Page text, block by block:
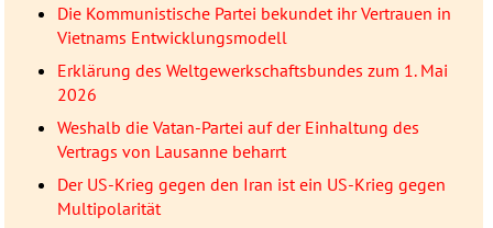
Die Kommunistische Partei bekundet ihr Vertrauen in
Vietnams Entwicklungsmodell
Erklärung des Weltgewerkschaftsbundes zum 1. Mai
2026
Weshalb die Vatan-Partei auf der Einhaltung des
Vertrags von Lausanne beharrt
Der US-Krieg gegen den Iran ist ein US-Krieg gegen
Multipolarität